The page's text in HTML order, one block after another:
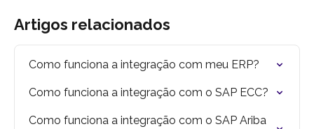
Artigos relacionados
Como funciona a integração com meu ERP?
Como funciona a integração com o SAP ECC?
Como funciona a integração com o SAP Ariba